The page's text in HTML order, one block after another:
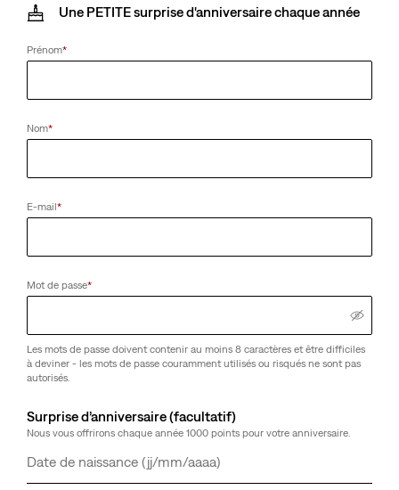
Une PETITE surprise d'anniversaire chaque année
Prénom*
Nom*
E-mail*
Mot de passe*
Les mots de passe doivent contenir au moins 8 caractères et être difficiles
à deviner - les mots de passe couramment utilisés ou risqués ne sont pas
autorisés.
Surprise d’anniversaire (facultatif)
Nous vous offrirons chaque année 1000 points pour votre anniversaire.
Jour
Mois
Année